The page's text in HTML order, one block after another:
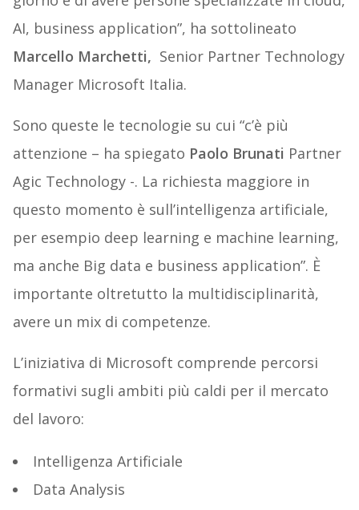
AI, business application”, ha sottolineato
Marcello Marchetti, Senior Partner Technology
Manager Microsoft Italia.
Sono queste le tecnologie su cui “c’è più
attenzione – ha spiegato Paolo Brunati Partner
Agic Technology -. La richiesta maggiore in
questo momento è sull’intelligenza artificiale,
per esempio deep learning e machine learning,
ma anche Big data e business application”. È
importante oltretutto la multidisciplinarità,
avere un mix di competenze.
L’iniziativa di Microsoft comprende percorsi
formativi sugli ambiti più caldi per il mercato
del lavoro:
Intelligenza Artificiale
Data Analysis